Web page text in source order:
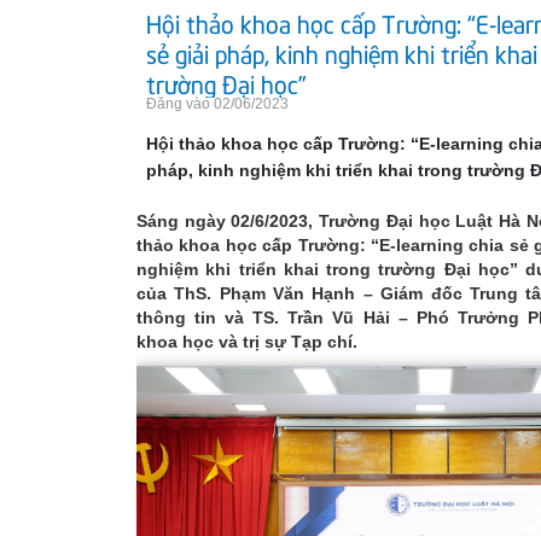
Hội thảo khoa học cấp Trường: “E-
sẻ giải pháp, kinh nghiệm khi triển
trường Đại học”
Đăng vào 02/06/2023
Hội thảo khoa học cấp Trường: “E-learning
pháp, kinh nghiệm khi triển khai trong trường
Sáng ngày 02/6/2023, Trường Đại học Luật Hà
thảo khoa học cấp Trường: “E-learning chia sẻ
nghiệm khi triển khai trong trường Đại học”
của ThS. Phạm Văn Hạnh – Giám đốc Trung
thông tin và TS. Trần Vũ Hải – Phó Trưởng
khoa học và trị sự Tạp chí.